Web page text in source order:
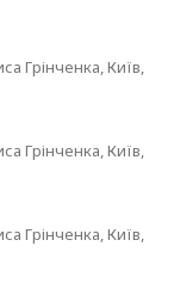
Грінченка, Київ,
Грінченка, Київ,
Грінченка, Київ,